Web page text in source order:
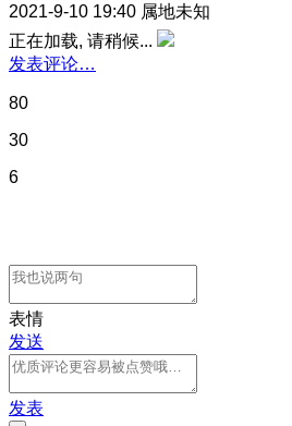
2021-9-10 19:40 属地未知
正在加载, 请稍候...
发表评论…
80
30
6
表情
发送
发表